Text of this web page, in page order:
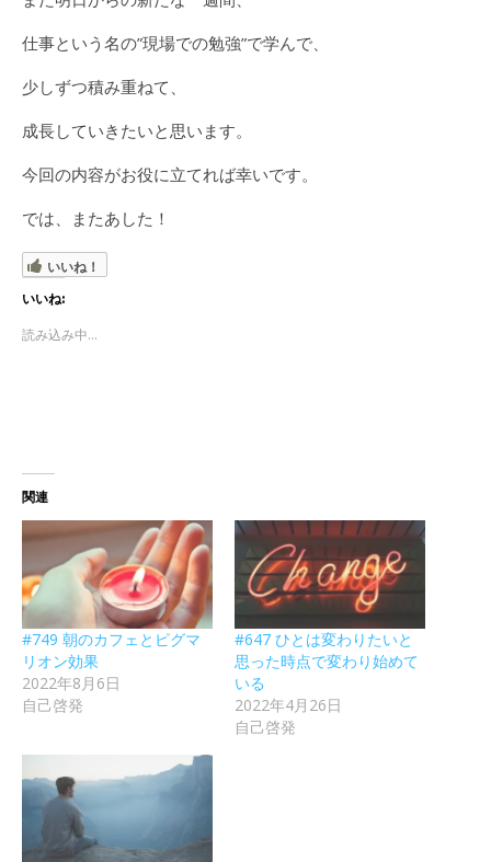
仕事という名の”現場での勉強”で学んで、
少しずつ積み重ねて、
成長していきたいと思います。
今回の内容がお役に立てれば幸いです。
では、またあした！
いいね！
いいね:
読み込み中...
関連
#749 朝のカフェとピグマ
リオン効果
2022年8月6日
自己啓発
#647 ひとは変わりたいと
思った時点で変わり始めて
いる
2022年4月26日
自己啓発